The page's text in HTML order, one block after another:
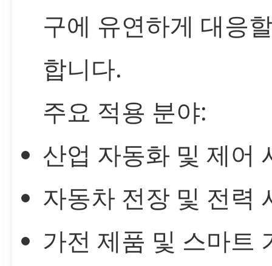
구에 유연하게 대응
합니다.
주요 적용 분야:
산업 자동화 및 제어
자동차 전장 및 전력
가전 제품 및 스마트